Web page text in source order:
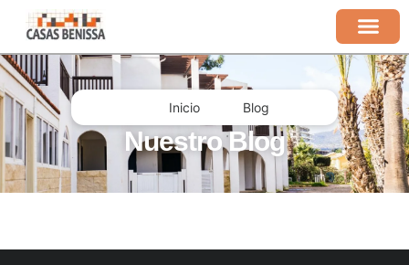
Inicio Blog
Nuestro Blog